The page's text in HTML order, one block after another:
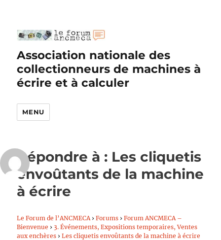
Association nationale des
collectionneurs de machines à
écrire et à calculer
MENU
Répondre à : Les cliquetis
envoûtants de la machine
à écrire
Le Forum de l’ANCMECA › Forums › Forum ANCMECA –
Bienvenue › 3. Événements, Expositions temporaires, Ventes
aux enchères › Les cliquetis envoûtants de la machine à écrire